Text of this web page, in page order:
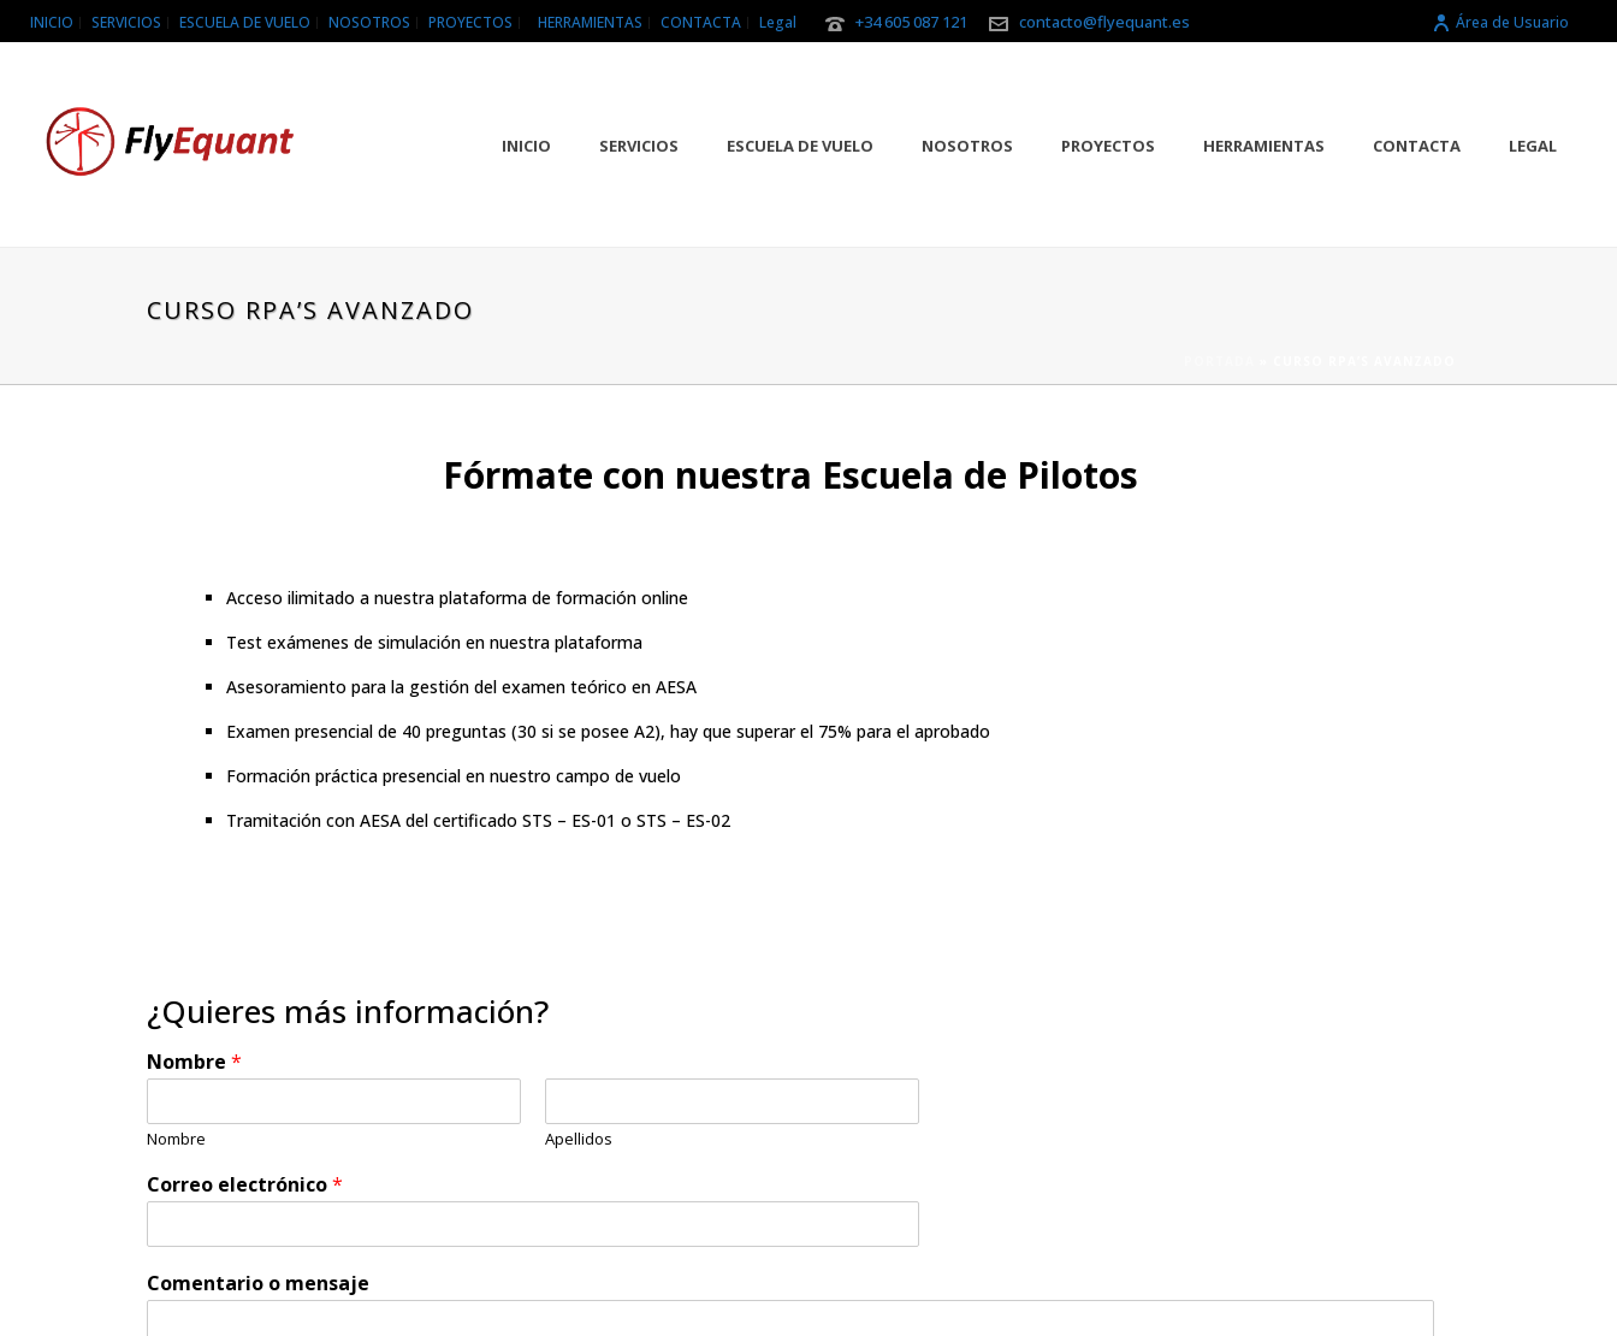
INICIO SERVICIOS ESCUELA DE VUELO NOSOTROS PROYECTOS HERRAMIENTAS CONTACTA Legal +34 605 087 121 contacto@flyequant.es Área de Usuario
INICIO SERVICIOS ESCUELA DE VUELO NOSOTROS PROYECTOS HERRAMIENTAS CONTACTA LEGAL
CURSO RPA’S AVANZADO
Fórmate con nuestra Escuela de Pilotos
Acceso ilimitado a nuestra plataforma de formación online
Test exámenes de simulación en nuestra plataforma
Asesoramiento para la gestión del examen teórico en AESA
Examen presencial de 40 preguntas (30 si se posee A2), hay que superar el 75% para el aprobado
Formación práctica presencial en nuestro campo de vuelo
Tramitación con AESA del certificado STS – ES-01 o STS – ES-02
¿Quieres más información?
Nombre *
Nombre Apellidos
Correo electrónico*
Comentario o mensaje